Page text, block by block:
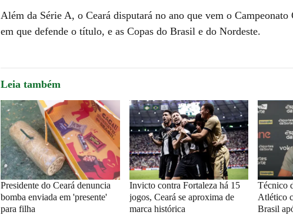
Além da Série A, o Ceará disputará no ano que vem o Campeonato
em que defende o título, e as Copas do Brasil e do Nordeste.
Leia também
Presidente do Ceará denuncia
bomba enviada em 'presente'
para filha
Invicto contra Fortaleza há 15
jogos, Ceará se aproxima de
marca histórica
Técnico
Atlético
Brasil